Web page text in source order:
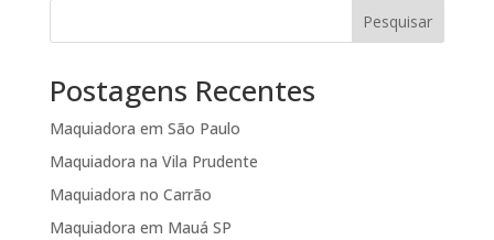
Pesquisar
Postagens Recentes
Maquiadora em São Paulo
Maquiadora na Vila Prudente
Maquiadora no Carrão
Maquiadora em Mauá SP